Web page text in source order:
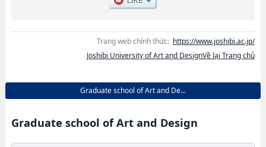
Trang web chính thức: https://www.joshibi.ac.jp/
Joshibi University of Art and DesignVề lại Trang chủ
Graduate school of Art and De...
Graduate school of Art and Design